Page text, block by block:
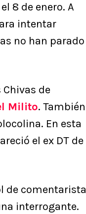
8 de enero. A
intentar
no han parado
de
Milito. También
En esta
el ex DT de
de comentarista
interrogante.